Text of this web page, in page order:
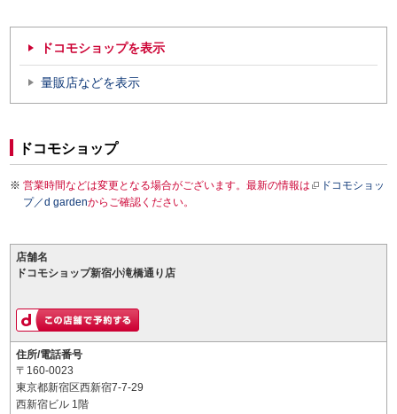
ドコモショップを表示
量販店などを表示
ドコモショップ
営業時間などは変更となる場合がございます。最新の情報は
ドコモショッ
プ／d gardenからご確認ください。
店舗名
ドコモショップ新宿小滝橋通り店
住所/電話番号
〒160-0023
東京都新宿区西新宿7-7-29
西新宿ビル 1階